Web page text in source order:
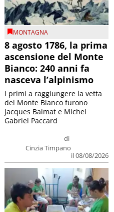
MONTAGNA
8 agosto 1786, la prima
ascensione del Monte
Bianco: 240 anni fa
nasceva l’alpinismo
di
Cinzia Timpano
il 08/08/2026
I primi a raggiungere la vetta
del Monte Bianco furono
Jacques Balmat e Michel
Gabriel Paccard